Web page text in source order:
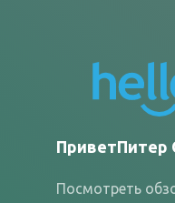
ПриветПитер
Посмотреть